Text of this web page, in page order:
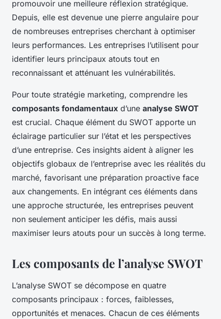
promouvoir une meilleure réflexion stratégique.
Depuis, elle est devenue une pierre angulaire pour
de nombreuses entreprises cherchant à optimiser
leurs performances. Les entreprises l’utilisent pour
identifier leurs principaux atouts tout en
reconnaissant et atténuant les vulnérabilités.
Pour toute stratégie marketing, comprendre les
composants fondamentaux d’une analyse SWOT
est crucial. Chaque élément du SWOT apporte un
éclairage particulier sur l’état et les perspectives
d’une entreprise. Ces insights aident à aligner les
objectifs globaux de l’entreprise avec les réalités du
marché, favorisant une préparation proactive face
aux changements. En intégrant ces éléments dans
une approche structurée, les entreprises peuvent
non seulement anticiper les défis, mais aussi
maximiser leurs atouts pour un succès à long terme.
Les composants de l’analyse SWOT
L’analyse SWOT se décompose en quatre
composants principaux : forces, faiblesses,
opportunités et menaces. Chacun de ces éléments